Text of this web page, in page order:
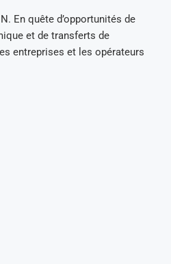
En quête d’opportunités de
et de transferts de
entreprises et les opérateurs